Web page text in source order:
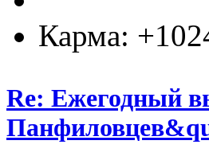
Карма:
Re: Ежегодный